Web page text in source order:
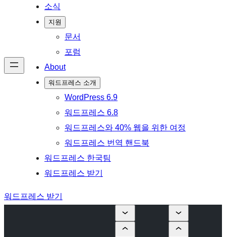
소식
지원
문서
포럼
About
워드프레스 소개
WordPress 6.9
워드프레스 6.8
워드프레스와 40% 웹을 위한 여정
워드프레스 번역 핸드북
워드프레스 한국팀
워드프레스 받기
워드프레스 받기